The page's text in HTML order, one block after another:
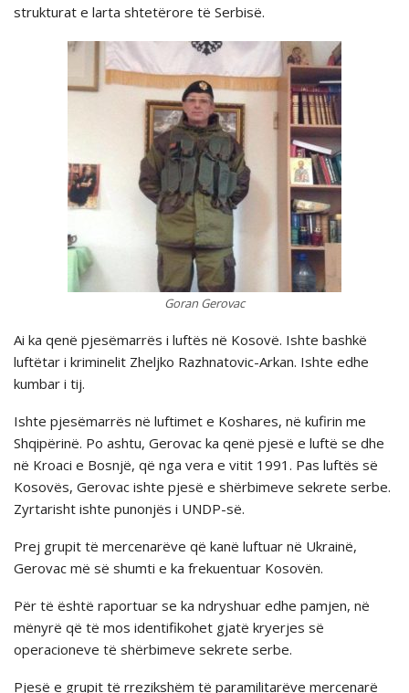
strukturat e larta shtetërore të Serbisë.
Goran Gerovac
Ai ka qenë pjesëmarrës i luftës në Kosovë. Ishte bashkë
luftëtar i kriminelit Zheljko Razhnatovic-Arkan. Ishte edhe
kumbar i tij.
Ishte pjesëmarrës në luftimet e Koshares, në kufirin me
Shqipërinë. Po ashtu, Gerovac ka qenë pjesë e luftë se dhe
në Kroaci e Bosnjë, që nga vera e vitit 1991. Pas luftës së
Kosovës, Gerovac ishte pjesë e shërbimeve sekrete serbe.
Zyrtarisht ishte punonjës i UNDP-së.
Prej grupit të mercenarëve që kanë luftuar në Ukrainë,
Gerovac më së shumti e ka frekuentuar Kosovën.
Për të është raportuar se ka ndryshuar edhe pamjen, në
mënyrë që të mos identifikohet gjatë kryerjes së
operacioneve të shërbimeve sekrete serbe.
Pjesë e grupit të rrezikshëm të paramilitarëve mercenarë